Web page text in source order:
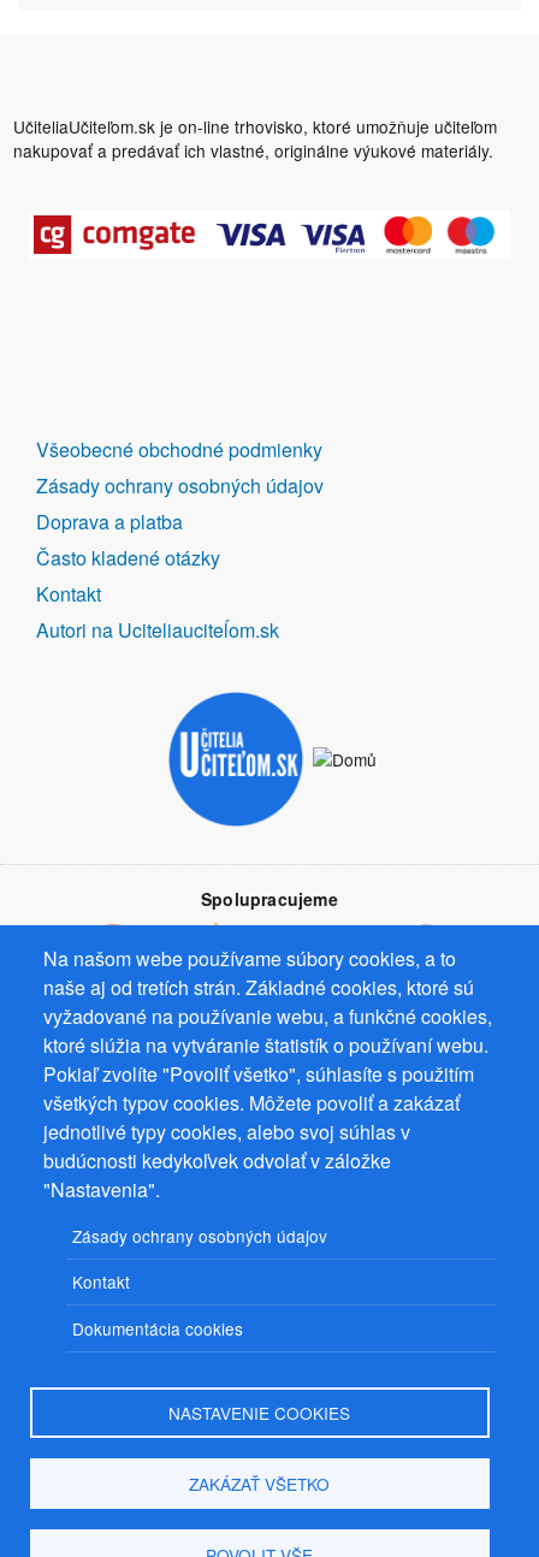
UčiteliaUčiteľom.sk je on-line trhovisko, ktoré umožňuje učiteľom
nakupovať a predávať ich vlastné, originálne výukové materiály.
Na našom webe používame súbory cookies, a to
naše aj od tretích strán. Základné cookies, ktoré sú
vyžadované na používanie webu, a funkčné cookies,
ktoré slúžia na vytváranie štatistík o používaní webu.
Pokiaľ zvolíte "Povoliť všetko", súhlasíte s použitím
všetkých typov cookies. Môžete povoliť a zakázať
jednotlivé typy cookies, alebo svoj súhlas v
budúcnosti kedykoľvek odvolať v záložke
"Nastavenia".
Zásady ochrany osobných údajov
Kontakt
Dokumentácia cookies
NASTAVENIE COOKIES
ZAKÁZAŤ VŠETKO
DALŠÍ
ODKAZY
Všeobecné obchodné podmienky
Zásady ochrany osobných údajov
Doprava a platba
Často kladené otázky
Kontakt
Autori na Uciteliauciteĺom.sk
Spolupracujeme
Prevádzkovateľ: Mgr. Bc. Žaneta Radimecká, MBA, Ostrov 256, 561
22 Ostrov, IČ 08993033, DIČ CZ9161263958
© 2026PuzzleWebss.r.o.